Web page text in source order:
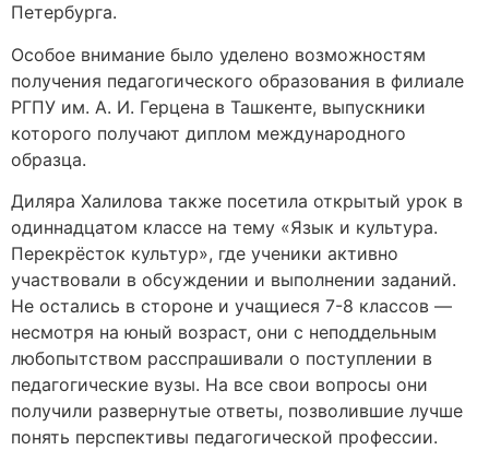
Петербурга.
Особое внимание было уделено возможностям
получения педагогического образования в филиале
РГПУ им. А. И. Герцена в Ташкенте, выпускники
которого получают диплом международного
образца.
Диляра Халилова также посетила открытый урок в
одиннадцатом классе на тему «Язык и культура.
Перекрёсток культур», где ученики активно
участвовали в обсуждении и выполнении заданий.
Не остались в стороне и учащиеся 7-8 классов —
несмотря на юный возраст, они с неподдельным
любопытством расспрашивали о поступлении в
педагогические вузы. На все свои вопросы они
получили развернутые ответы, позволившие лучше
понять перспективы педагогической профессии.